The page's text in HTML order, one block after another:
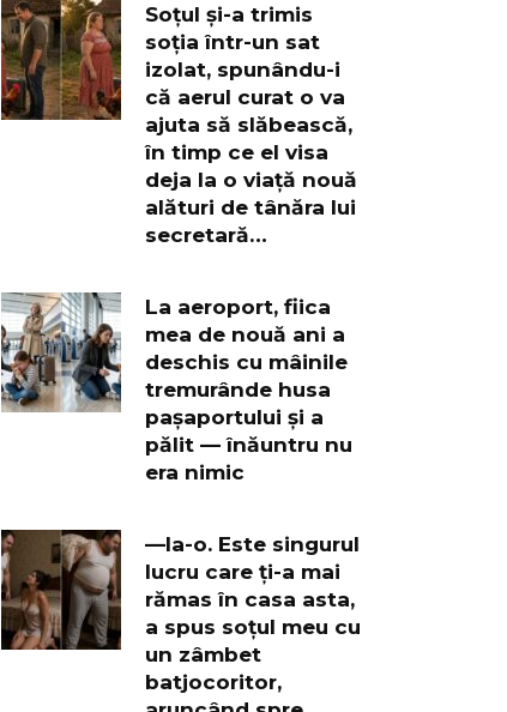
Soțul și-a trimis
soția într-un sat
izolat, spunându-i
că aerul curat o va
ajuta să slăbească,
în timp ce el visa
deja la o viață nouă
alături de tânăra lui
secretară…
La aeroport, fiica
mea de nouă ani a
deschis cu mâinile
tremurânde husa
pașaportului și a
pălit — înăuntru nu
era nimic
—Ia-o. Este singurul
lucru care ți-a mai
rămas în casa asta,
a spus soțul meu cu
un zâmbet
batjocoritor,